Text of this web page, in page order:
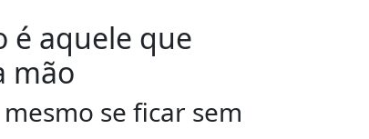
é aquele que
mão
se ficar sem